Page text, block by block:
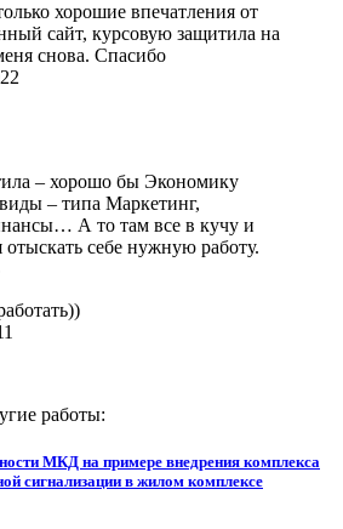
хорошие впечатления от
сайт, курсовую защитила на
снова. Спасибо
– хорошо бы Экономику
– типа Маркетинг,
А то там все в кучу и
отыскать себе нужную работу.
работы:
МКД на примере внедрения комплекса
сигнализации в жилом комплексе